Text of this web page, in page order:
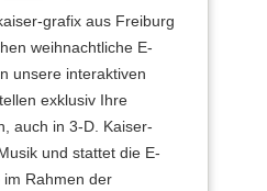
grafix aus Freiburg
weihnachtliche E-
unsere interaktiven
exklusiv Ihre
auch in 3-D. Kaiser-
und stattet die E-
Rahmen der